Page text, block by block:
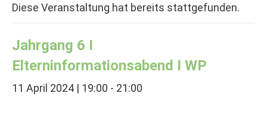
Diese Veranstaltung hat bereits stattgefunden.
Jahrgang 6 I
Elterninformationsabend I WP
11 April 2024 | 19:00 - 21:00